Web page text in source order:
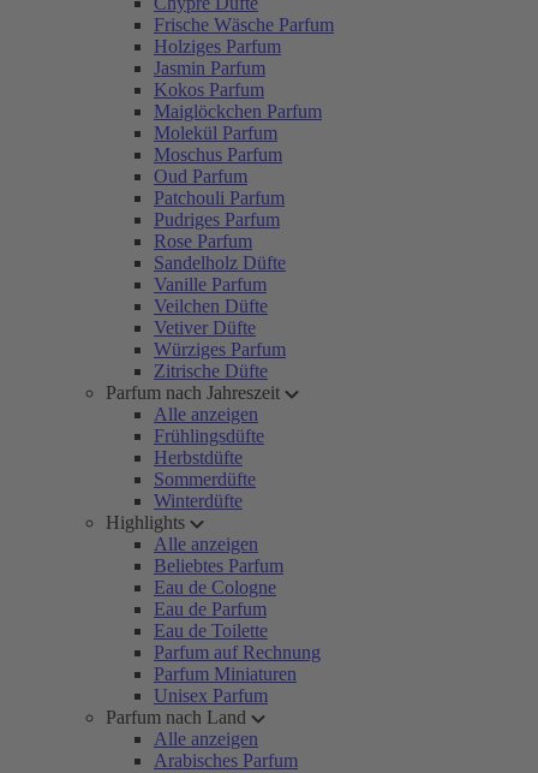
Frische Wäsche Parfum
Holziges Parfum
Jasmin Parfum
Kokos Parfum
Maiglöckchen Parfum
Molekül Parfum
Moschus Parfum
Oud Parfum
Patchouli Parfum
Pudriges Parfum
Rose Parfum
Sandelholz Düfte
Vanille Parfum
Veilchen Düfte
Vetiver Düfte
Würziges Parfum
Zitrische Düfte
Parfum nach Jahreszeit
Alle anzeigen
Frühlingsdüfte
Herbstdüfte
Sommerdüfte
Winterdüfte
Highlights
Alle anzeigen
Beliebtes Parfum
Eau de Cologne
Eau de Parfum
Eau de Toilette
Parfum auf Rechnung
Parfum Miniaturen
Unisex Parfum
Parfum nach Land
Alle anzeigen
Arabisches Parfum